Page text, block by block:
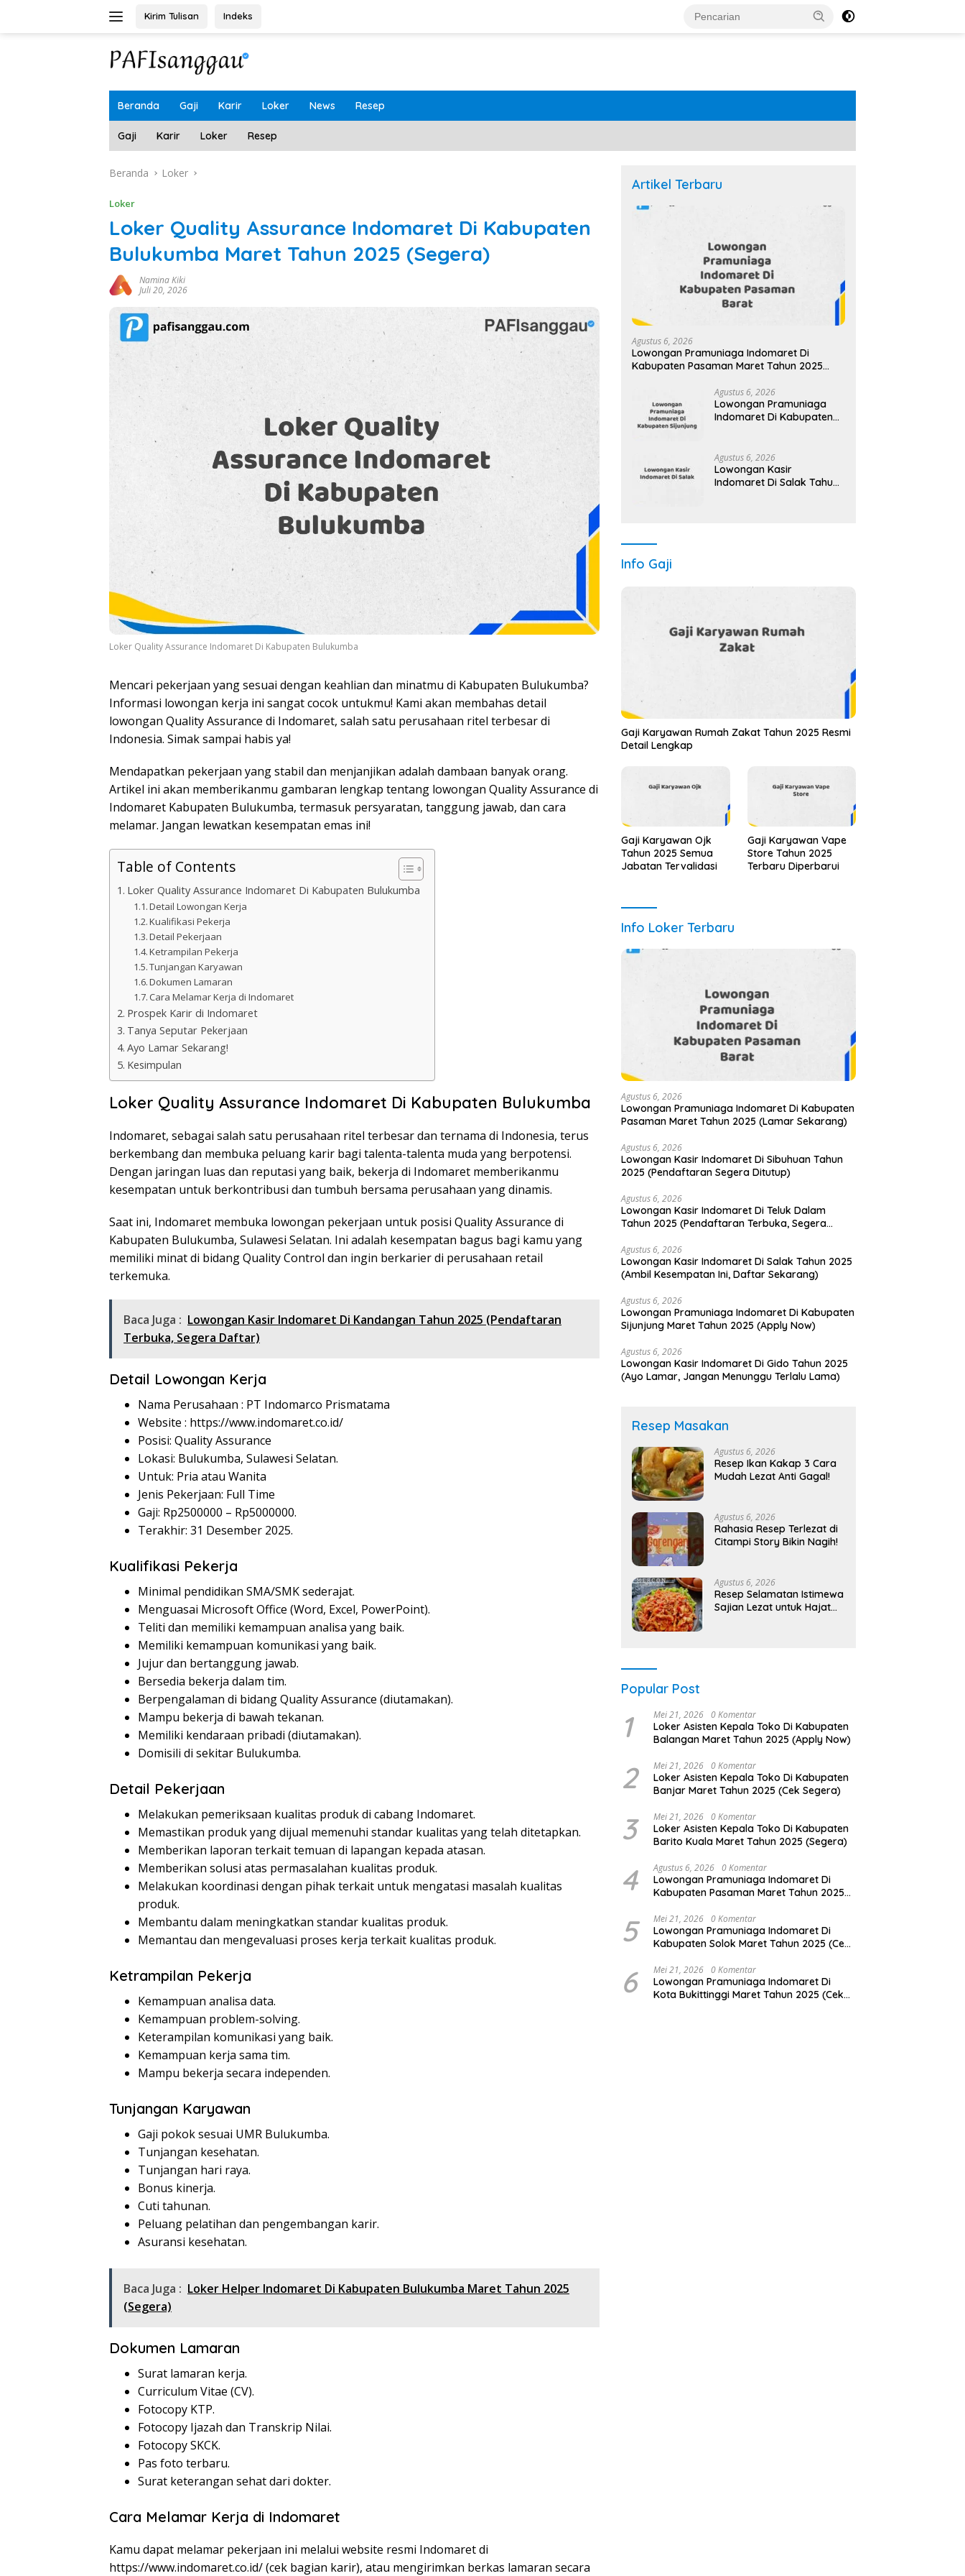
Kirim Tulisan Indeks
Beranda Gaji Karir Loker News Resep
Gaji Karir Loker Resep
Beranda Loker
Loker
Loker Quality Assurance Indomaret Di Kabupaten
Bulukumba Maret Tahun 2025 (Segera)
Namina Kiki
Juli 20, 2026
Loker Quality Assurance Indomaret Di Kabupaten Bulukumba
Mencari pekerjaan yang sesuai dengan keahlian dan minatmu di Kabupaten Bulukumba?
Informasi lowongan kerja ini sangat cocok untukmu! Kami akan membahas detail
lowongan Quality Assurance di Indomaret, salah satu perusahaan ritel terbesar di
Indonesia. Simak sampai habis ya!
Mendapatkan pekerjaan yang stabil dan menjanjikan adalah dambaan banyak orang.
Artikel ini akan memberikanmu gambaran lengkap tentang lowongan Quality Assurance di
Indomaret Kabupaten Bulukumba, termasuk persyaratan, tanggung jawab, dan cara
melamar. Jangan lewatkan kesempatan emas ini!
Table of Contents
Loker Quality Assurance Indomaret Di Kabupaten Bulukumba
Detail Lowongan Kerja
Kualifikasi Pekerja
Detail Pekerjaan
Ketrampilan Pekerja
Tunjangan Karyawan
Dokumen Lamaran
Cara Melamar Kerja di Indomaret
Prospek Karir di Indomaret
Tanya Seputar Pekerjaan
Ayo Lamar Sekarang!
Kesimpulan
Loker Quality Assurance Indomaret Di Kabupaten Bulukumba
Indomaret, sebagai salah satu perusahaan ritel terbesar dan ternama di Indonesia, terus
berkembang dan membuka peluang karir bagi talenta-talenta muda yang berpotensi.
Dengan jaringan luas dan reputasi yang baik, bekerja di Indomaret memberikanmu
kesempatan untuk berkontribusi dan tumbuh bersama perusahaan yang dinamis.
Saat ini, Indomaret membuka lowongan pekerjaan untuk posisi Quality Assurance di
Kabupaten Bulukumba, Sulawesi Selatan. Ini adalah kesempatan bagus bagi kamu yang
memiliki minat di bidang Quality Control dan ingin berkarier di perusahaan retail
terkemuka.
Baca Juga : Lowongan Kasir Indomaret Di Kandangan Tahun 2025 (Pendaftaran
Terbuka, Segera Daftar)
Detail Lowongan Kerja
Nama Perusahaan : PT Indomarco Prismatama
Website : https://www.indomaret.co.id/
Posisi: Quality Assurance
Lokasi: Bulukumba, Sulawesi Selatan.
Untuk: Pria atau Wanita
Jenis Pekerjaan: Full Time
Gaji: Rp2500000 – Rp5000000.
Terakhir: 31 Desember 2025.
Kualifikasi Pekerja
Minimal pendidikan SMA/SMK sederajat.
Menguasai Microsoft Office (Word, Excel, PowerPoint).
Teliti dan memiliki kemampuan analisa yang baik.
Memiliki kemampuan komunikasi yang baik.
Jujur dan bertanggung jawab.
Bersedia bekerja dalam tim.
Berpengalaman di bidang Quality Assurance (diutamakan).
Mampu bekerja di bawah tekanan.
Memiliki kendaraan pribadi (diutamakan).
Domisili di sekitar Bulukumba.
Detail Pekerjaan
Melakukan pemeriksaan kualitas produk di cabang Indomaret.
Memastikan produk yang dijual memenuhi standar kualitas yang telah ditetapkan.
Memberikan laporan terkait temuan di lapangan kepada atasan.
Memberikan solusi atas permasalahan kualitas produk.
Melakukan koordinasi dengan pihak terkait untuk mengatasi masalah kualitas
produk.
Membantu dalam meningkatkan standar kualitas produk.
Memantau dan mengevaluasi proses kerja terkait kualitas produk.
Ketrampilan Pekerja
Kemampuan analisa data.
Kemampuan problem-solving.
Keterampilan komunikasi yang baik.
Kemampuan kerja sama tim.
Mampu bekerja secara independen.
Tunjangan Karyawan
Gaji pokok sesuai UMR Bulukumba.
Tunjangan kesehatan.
Tunjangan hari raya.
Bonus kinerja.
Cuti tahunan.
Peluang pelatihan dan pengembangan karir.
Asuransi kesehatan.
Baca Juga : Loker Helper Indomaret Di Kabupaten Bulukumba Maret Tahun 2025
(Segera)
Dokumen Lamaran
Surat lamaran kerja.
Curriculum Vitae (CV).
Fotocopy KTP.
Fotocopy Ijazah dan Transkrip Nilai.
Fotocopy SKCK.
Pas foto terbaru.
Surat keterangan sehat dari dokter.
Cara Melamar Kerja di Indomaret
Kamu dapat melamar pekerjaan ini melalui website resmi Indomaret di
https://www.indomaret.co.id/(cek bagian karir), atau mengirimkan berkas lamaran secara
Artikel Terbaru
Agustus 6, 2026
Lowongan Pramuniaga Indomaret Di
Kabupaten Pasaman Maret Tahun 2025
Agustus 6, 2026
Lowongan Pramuniaga
Indomaret Di Kabupaten
Agustus 6, 2026
Lowongan Kasir
Indomaret Di Salak Tahun
Info Gaji
Gaji Karyawan Rumah Zakat Tahun 2025 Resmi
Detail Lengkap
Gaji Karyawan Ojk
Tahun 2025 Semua
Jabatan Tervalidasi
Gaji Karyawan Vape
Store Tahun 2025
Terbaru Diperbarui
Info Loker Terbaru
Agustus 6, 2026
Lowongan Pramuniaga Indomaret Di Kabupaten
Pasaman Maret Tahun 2025 (Lamar Sekarang)
Agustus 6, 2026
Lowongan Kasir Indomaret Di Sibuhuan Tahun
2025 (Pendaftaran Segera Ditutup)
Agustus 6, 2026
Lowongan Kasir Indomaret Di Teluk Dalam
Tahun 2025 (Pendaftaran Terbuka, Segera
Agustus 6, 2026
Lowongan Kasir Indomaret Di Salak Tahun 2025
(Ambil Kesempatan Ini, Daftar Sekarang)
Agustus 6, 2026
Lowongan Pramuniaga Indomaret Di Kabupaten
Sijunjung Maret Tahun 2025 (Apply Now)
Agustus 6, 2026
Lowongan Kasir Indomaret Di Gido Tahun 2025
(Ayo Lamar, Jangan Menunggu Terlalu Lama)
Resep Masakan
Agustus 6, 2026
Resep Ikan Kakap 3 Cara
Mudah Lezat Anti Gagal!
Agustus 6, 2026
Rahasia Resep Terlezat di
Citampi Story Bikin Nagih!
Agustus 6, 2026
Resep Selamatan Istimewa
Sajian Lezat untuk Hajat
Popular Post
1 Mei 21, 2026 0 Komentar
Loker Asisten Kepala Toko Di Kabupaten
Balangan Maret Tahun 2025 (Apply Now)
2 Mei 21, 2026 0 Komentar
Loker Asisten Kepala Toko Di Kabupaten
Banjar Maret Tahun 2025 (Cek Segera)
3 Mei 21, 2026 0 Komentar
Loker Asisten Kepala Toko Di Kabupaten
Barito Kuala Maret Tahun 2025 (Segera)
4 Agustus 6, 2026 0 Komentar
Lowongan Pramuniaga Indomaret Di
Kabupaten Pasaman Maret Tahun 2025
5 Mei 21, 2026 0 Komentar
Lowongan Pramuniaga Indomaret Di
Kabupaten Solok Maret Tahun 2025 (Cek
6 Mei 21, 2026 0 Komentar
Lowongan Pramuniaga Indomaret Di
Kota Bukittinggi Maret Tahun 2025 (Cek